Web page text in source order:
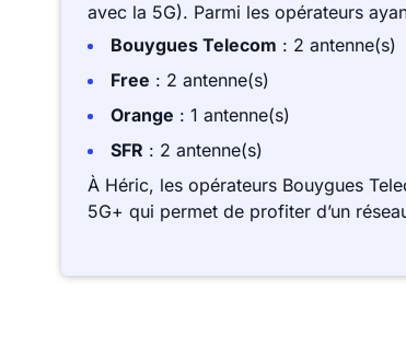
avec la 5G). Parmi les opérateurs
Bouygues Telecom : 2 antenne(s)
Free : 2 antenne(s)
Orange : 1 antenne(s)
SFR : 2 antenne(s)
À Héric, les opérateurs Bouygues
5G+ qui permet de profiter d’un